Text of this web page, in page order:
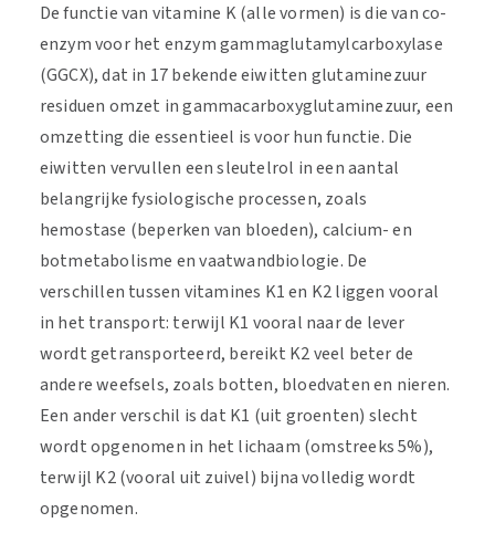
De functie van vitamine K (alle vormen) is die van co-
enzym voor het enzym gammaglutamylcarboxylase
(GGCX), dat in 17 bekende eiwitten glutaminezuur
residuen omzet in gammacarboxyglutaminezuur, een
omzetting die essentieel is voor hun functie. Die
eiwitten vervullen een sleutelrol in een aantal
belangrijke fysiologische processen, zoals
hemostase (beperken van bloeden), calcium- en
botmetabolisme en vaatwandbiologie. De
verschillen tussen vitamines K1 en K2 liggen vooral
in het transport: terwijl K1 vooral naar de lever
wordt getransporteerd, bereikt K2 veel beter de
andere weefsels, zoals botten, bloedvaten en nieren.
Een ander verschil is dat K1 (uit groenten) slecht
wordt opgenomen in het lichaam (omstreeks 5%),
terwijl K2 (vooral uit zuivel) bijna volledig wordt
opgenomen.